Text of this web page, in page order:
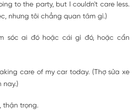
to the party, but I couldn't care less.
nhưng tôi chẳng quan tâm gì.)
sóc ai đó hoặc cái gì đó, hoặc cẩn
care of my car today. (Thợ sửa xe
nay.)
thận trọng.